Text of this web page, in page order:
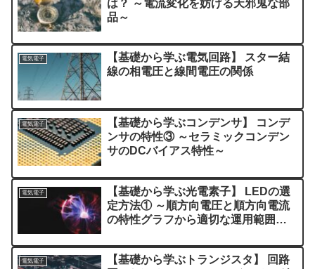
は？ ～電流変化を妨げる天邪鬼な部
品～
電気電子
【基礎から学ぶ電気回路】 スター結
線の相電圧と線間電圧の関係
電気電子
【基礎から学ぶコンデンサ】 コンデ
ンサの特性③ ～セラミックコンデン
サのDCバイアス特性～
電気電子
【基礎から学ぶ光電素子】 LEDの選
定方法① ～順方向電圧と順方向電流
の特性グラフから適切な運用範囲を
電気電子
【基礎から学ぶトランジスタ】 回路